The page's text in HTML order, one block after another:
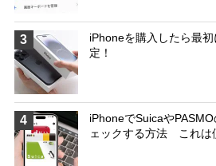
3
iPhoneを購入したら最
定！
4
iPhoneでSuicaや
ェックする方法 これは